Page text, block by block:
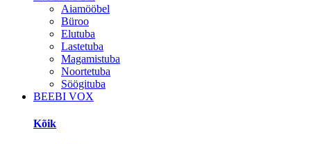
Aiamööbel
Büroo
Elutuba
Lastetuba
Magamistuba
Noortetuba
Söögituba
BEEBI VOX
Kõik